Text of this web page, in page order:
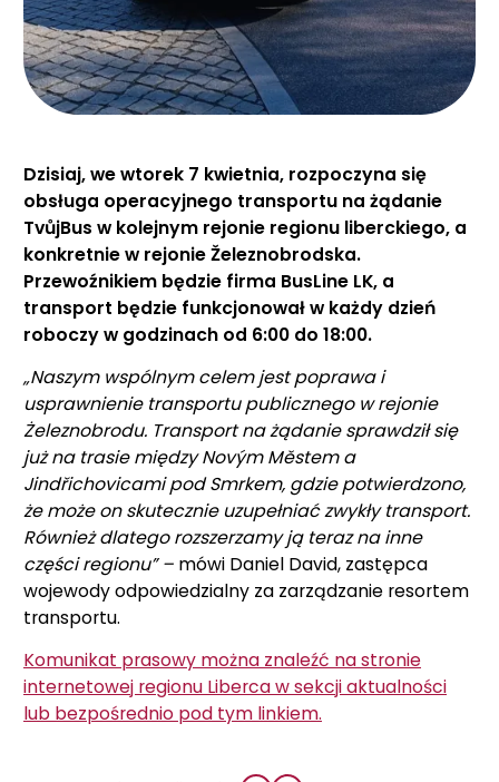
Dzisiaj, we wtorek 7 kwietnia, rozpoczyna się
obsługa operacyjnego transportu na żądanie
TvůjBus w kolejnym rejonie regionu liberckiego, a
konkretnie w rejonie Železnobrodska.
Przewoźnikiem będzie firma BusLine LK, a
transport będzie funkcjonował w każdy dzień
roboczy w godzinach od 6:00 do 18:00.
„Naszym wspólnym celem jest poprawa i
usprawnienie transportu publicznego w rejonie
Żeleznobrodu. Transport na żądanie sprawdził się
już na trasie między Novým Městem a
Jindřichovicami pod Smrkem, gdzie potwierdzono,
że może on skutecznie uzupełniać zwykły transport.
Również dlatego rozszerzamy ją teraz na inne
części regionu” – mówi Daniel David, zastępca
wojewody odpowiedzialny za zarządzanie resortem
transportu.
Komunikat prasowy można znaleźć na stronie
internetowej regionu Liberca w sekcji aktualności
lub bezpośrednio pod tym linkiem.